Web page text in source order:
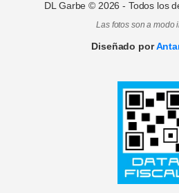
DL Garbe © 2026 - Todos los
Las fotos son a modo
Diseñado por